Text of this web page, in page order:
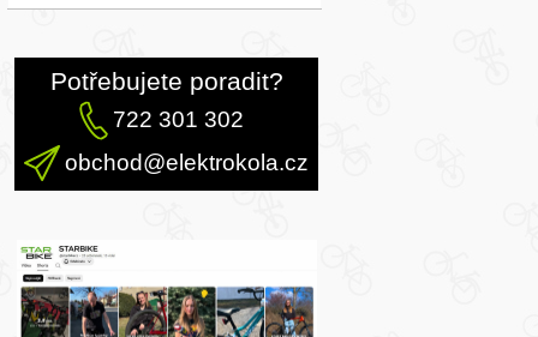
Potřebujete poradit?
722 301 302
obchod@elektrokola.cz